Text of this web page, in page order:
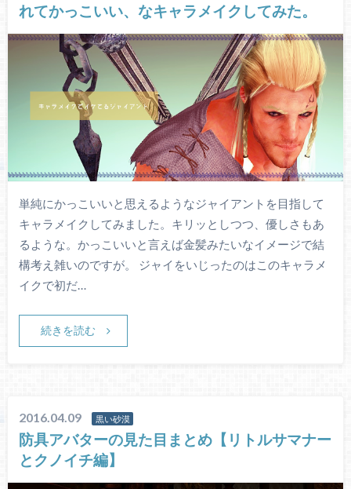
れてかっこいい、なキャラメイクしてみた。
単純にかっこいいと思えるようなジャイアントを目指して
キャラメイクしてみました。キリッとしつつ、優しさもあ
るような。かっこいいと言えば金髪みたいなイメージで結
構考え雑いのですが。 ジャイをいじったのはこのキャラメ
イクで初だ…
続きを読む
2016.04.09 黒い砂漠
防具アバターの見た目まとめ【リトルサマナー
とクノイチ編】